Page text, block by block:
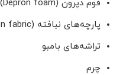
فوم دپرون (Depron foam)
پارچه‌های نبافته (Non-woven fabric)
تراشه‌های بامبو
چرم